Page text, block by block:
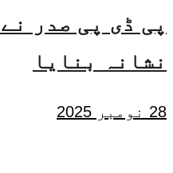
پی ڈی پی صدر
نشانہ بنایا
28 نومبر 2025